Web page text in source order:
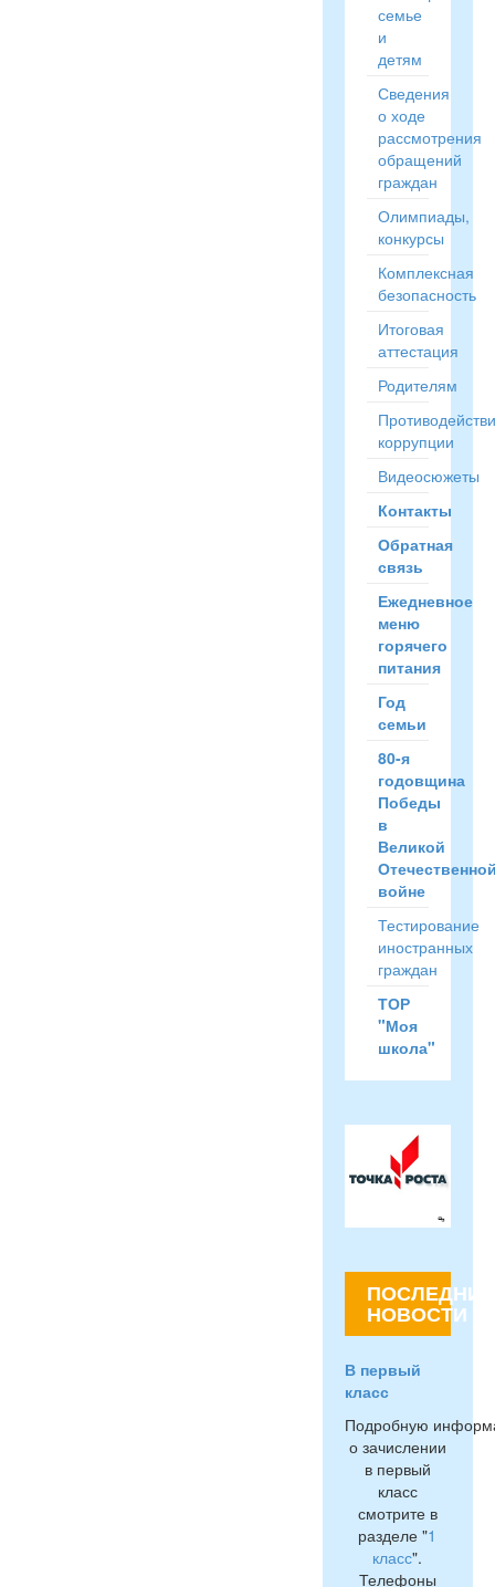
семье
и
детям
Сведения
о ходе
рассмотрения
обращений
граждан
Олимпиады,
конкурсы
Комплексная
безопасность
Итоговая
аттестация
Родителям
коррупции
Видеосюжеты
Контакты
Обратная
связь
Ежедневное
меню
горячего
питания
Год
семьи
80-я
годовщина
Победы
в
Великой
войне
Тестирование
иностранных
граждан
ТОР
"Моя
школа"
ПОСЛЕДНИЕ
НОВОСТИ
В первый
класс
Подробную
о зачислении
в первый
класс
смотрите в
разделе "1
класс".
Телефоны